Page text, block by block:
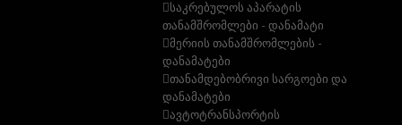
საკრებულოს აპარატის
თანამშრომლები - დანამატი
მერიის თანამშრომლების -
დანამატები
თანამდებობრივი სარგოები და
დანამატები
ავტოტრანსპორტის